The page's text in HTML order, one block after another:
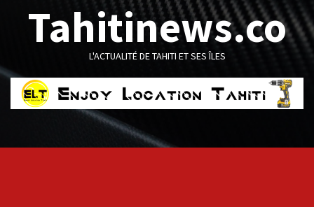
Tahitinews.co
L'ACTUALITÉ DE TAHITI ET SES ÎLES